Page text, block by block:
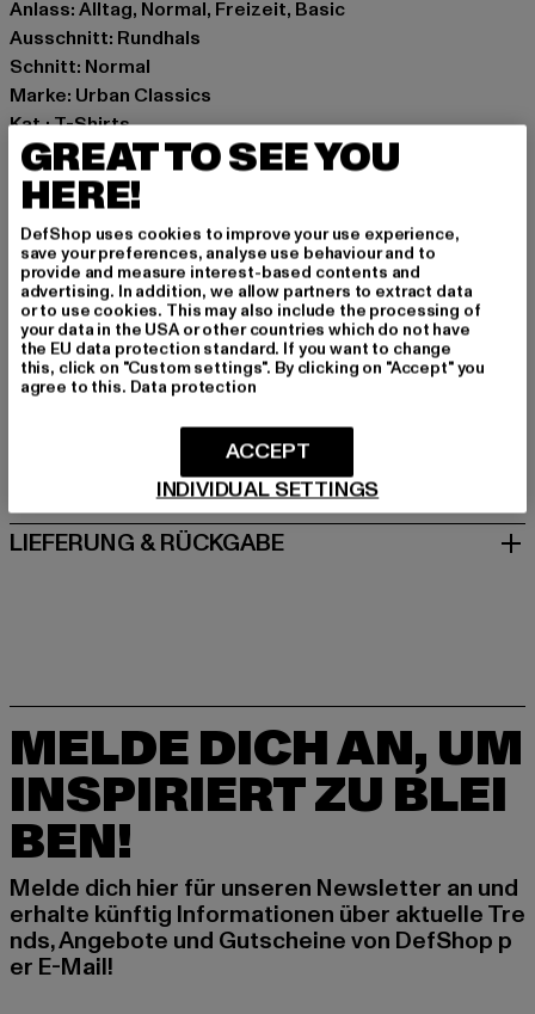
Anlass: Alltag, Normal, Freizeit, Basic
Ausschnitt: Rundhals
Schnitt: Normal
Marke: Urban Classics
Kat.: T-Shirts
Farbe: schwarz
Hersteller Farbe: black
Materialzusammensetzung: 100% Baumwolle
Art.Nr: TB4668-00007
Hersteller: TB International GmbH |info@tbint.de
Dr.-Robert-Murjahn-Straße 7 | 64372 Ober-Ramstadt |
DE
GRÖSSE & PASSFORM
PFLEGEHINWEISE
LIEFERUNG & RÜCKGABE
MELDE DICH AN, UM
INSPIRIERT ZU BLEI
BEN!
Melde dich hier für unseren Newsletter an und
erhalte künftig Informationen über aktuelle Tre
nds, Angebote und Gutscheine von DefShop p
er E-Mail!
GREAT TO SEE YOU
HERE!
DefShop uses cookies to improve your use experience,
save your preferences, analyse use behaviour and to
provide and measure interest-based contents and
advertising. In addition, we allow partners to extract data
or to use cookies. This may also include the processing of
your data in the USA or other countries which do not have
the EU data protection standard. If you want to change
this, click on "Custom settings". By clicking on "Accept" you
agree to this. Data protection
INDIVIDUAL SETTINGS
ACCEPT